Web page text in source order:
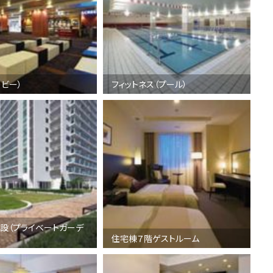
ー） フィットネス（プール）
（プライベートガーデ
住宅棟７階ゲストルーム